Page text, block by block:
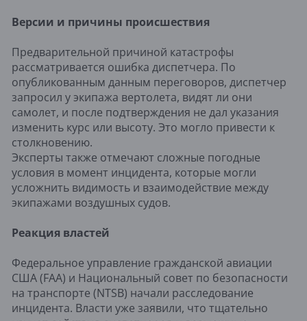
Версии и причины происшествия
Предварительной причиной катастрофы
рассматривается ошибка диспетчера. По
опубликованным данным переговоров, диспетчер
запросил у экипажа вертолета, видят ли они
самолет, и после подтверждения не дал указания
изменить курс или высоту. Это могло привести к
столкновению.
Эксперты также отмечают сложные погодные
условия в момент инцидента, которые могли
усложнить видимость и взаимодействие между
экипажами воздушных судов.
Реакция властей
Федеральное управление гражданской авиации
США (FAA) и Национальный совет по безопасности
на транспорте (NTSB) начали расследование
инцидента. Власти уже заявили, что тщательно